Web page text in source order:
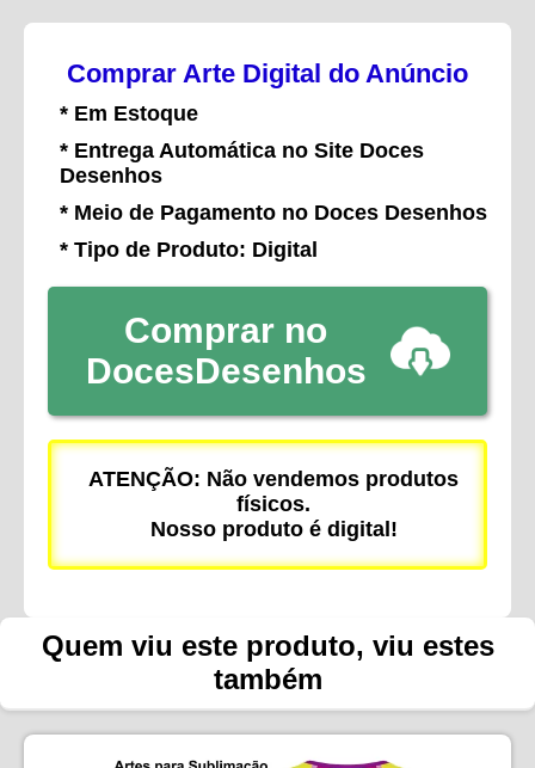
Comprar Arte Digital do Anúncio
* Em Estoque
* Entrega Automática no Site Doces
Desenhos
* Meio de Pagamento no Doces Desenhos
* Tipo de Produto: Digital
Comprar no
DocesDesenhos
ATENÇÃO: Não vendemos produtos
físicos.
Nosso produto é digital!
Quem viu este produto, viu estes
também